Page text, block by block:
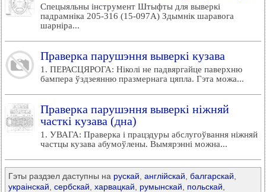
Спецыяльны інструмент Штыфты для выверкі
падрамніка 205-316 (15-097А) Здымнік шаравога
шарніра...
Праверка парушэння выверкі кузава
1. ПЕРАСЦЯРОГА: Ніколі не падвяргайце паверхню
бампера ўздзеянню празмернага цяпла. Гэта можа...
Праверка парушэння выверкі ніжняй
часткі кузава (дна)
1. УВАГА: Праверка і працэдуры абслугоўвання ніжняй
частцы кузава абумоўлены. Вымярэнні можна...
Гэты раздзел даступны на рускай англійскай балгарскай
украінскай сербскай харвацкай румынскай польскай